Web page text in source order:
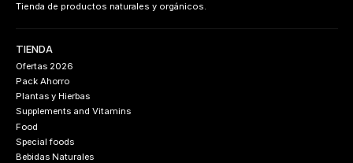
Tienda de productos naturales y orgánicos.
TIENDA
Ofertas 2026
Pack Ahorro
Plantas y Hierbas
Supplements and Vitamins
Food
Special foods
Bebidas Naturales